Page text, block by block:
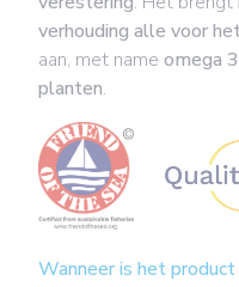
verhouding alle voor
aan, met name omega
planten.
Wanneer is het